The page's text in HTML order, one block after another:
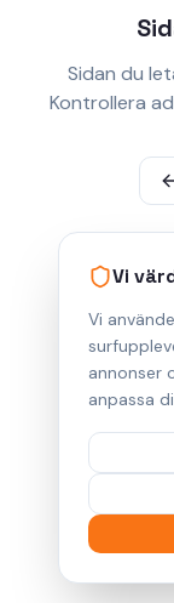
Vi
Vi
annonser
anpassa
Sidan du
Kontrollera